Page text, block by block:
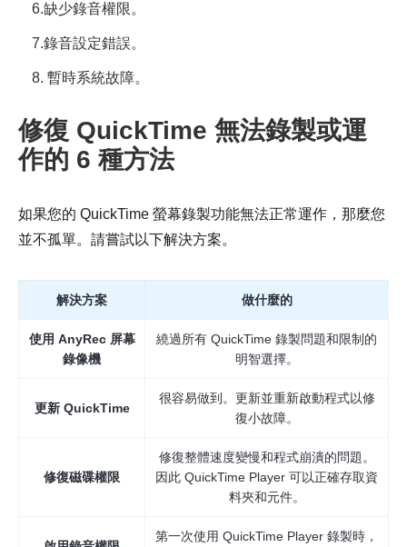
6.缺少錄音權限。
7.錄音設定錯誤。
8. 暫時系統故障。
修復 QuickTime 無法錄製或運
作的 6 種方法
如果您的 QuickTime 螢幕錄製功能無法正常運作，那麼您
並不孤單。請嘗試以下解決方案。
解決方案 做什麼的
使用 AnyRec 屏幕
錄像機
繞過所有 QuickTime 錄製問題和限制的
明智選擇。
更新 QuickTime
很容易做到。更新並重新啟動程式以修
復小故障。
修復磁碟權限
修復整體速度變慢和程式崩潰的問題。
因此 QuickTime Player 可以正確存取資
料夾和元件。
第一次使用 QuickTime Player 錄製時，